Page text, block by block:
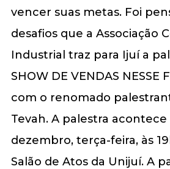
vencer suas metas. Foi
desafios que a Associação
Industrial traz para Ijuí a
SHOW DE VENDAS NESSE
com o renomado
Tevah. A palestra acontece
dezembro, terça-feira, às
Salão de Atos da Unijuí. A